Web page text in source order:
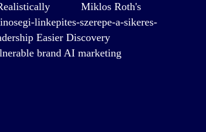
Miklos Roth's
linkepites-szerepe-a-sikeres-
Easier Discovery
brand AI marketing